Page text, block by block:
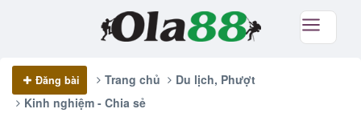
Đăng bài Trang chủ
Du lịch, Phượt
Kinh nghiệm - Chia sẻ